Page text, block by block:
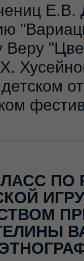
Е.В.
ПО